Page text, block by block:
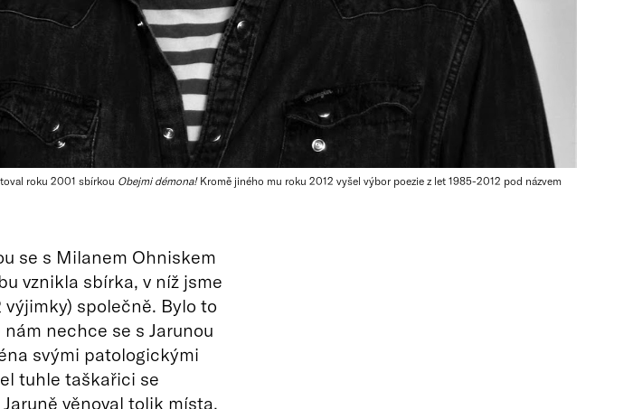
roku 2001 sbírkou Obejmi démona!Kromě jiného mu roku 2012 vyšel výbor poezie z let 1985-2012 pod názvem
se s Milanem Ohniskem
vznikla sbírka, v níž jsme
společně. Bylo to
nechce se s Jarunou
svými patologickými
tuhle taškařici se
věnoval tolik místa,